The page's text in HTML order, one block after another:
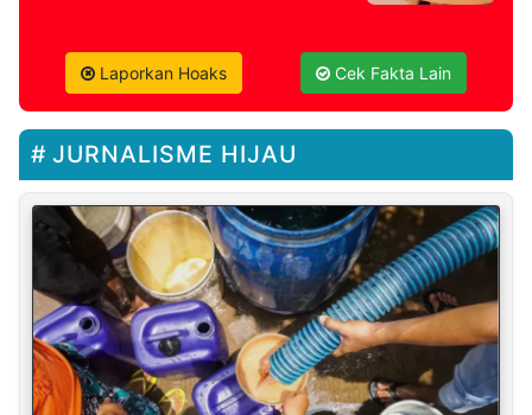
Laporkan Hoaks Cek Fakta Lain
JURNALISME HIJAU